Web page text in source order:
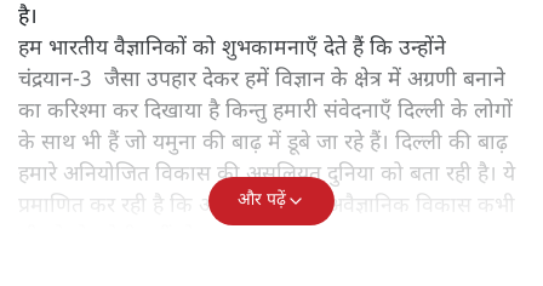
है।
हम भारतीय वैज्ञानिकों को शुभकामनाएँ देते हैं कि उन्होंने
चंद्रयान-3 जैसा उपहार देकर हमें विज्ञान के क्षेत्र में अग्रणी बनाने
का करिश्मा कर दिखाया है किन्तु हमारी संवेदनाएँ दिल्ली के लोगों
के साथ भी हैं जो यमुना की बाढ़ में डूबे जा रहे हैं। दिल्ली की बाढ़
हमारे अनियोजित विकास की असलियत दुनिया को बता रही है। ये
प्रमाणित कर रही है कि अनियोजित और अवैज्ञानिक विकास कभी
और पढ़ें